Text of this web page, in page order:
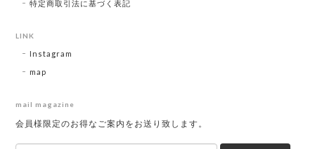
特定商取引法に基づく表記
LINK
Instagram
map
mail magazine
会員様限定のお得なご案内をお送り致します。